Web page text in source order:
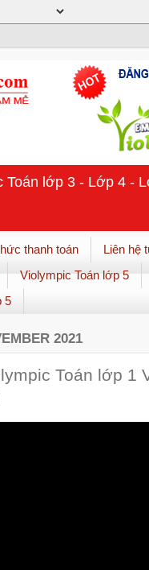
Toán lớp 3 - Lớp 4 -
thanh toán
Liên hệ
Violympic Toán lớp 5
5
2021
Toán lớp 1